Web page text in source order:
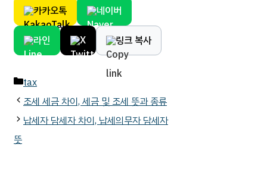
카카오톡 네이버
라인 X 링크 복사
카
테
고
tax
조세 세금 차이, 세금 및 조세 뜻과 종류
납세자 담세자 차이, 납세의무자 담세자
뜻